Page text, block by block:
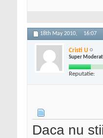
18th May 2010, 16:07
Cristi U
Super
Reputatie:
Daca nu